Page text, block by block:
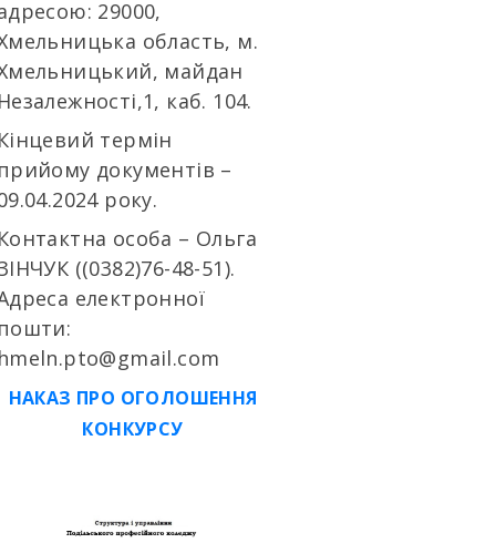
29000,
область, м.
майдан
каб. 104.
термін
документів –
року.
особа – Ольга
((0382)76-48-51).
електронної
НАКАЗ ПРО ОГОЛОШЕННЯ
КОНКУРСУ